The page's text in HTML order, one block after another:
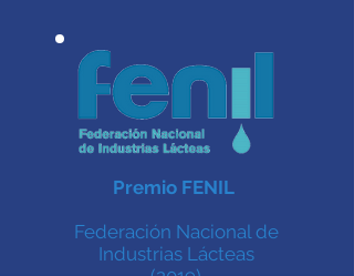
Premio FENIL
Federación Nacional de
Industrias Lácteas